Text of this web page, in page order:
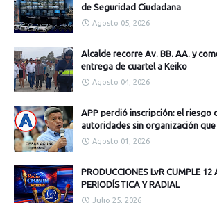
de Seguridad Ciudadana
Agosto 05, 2026
Alcalde recorre Av. BB. AA. y
entrega de cuartel a Keiko
Agosto 04, 2026
APP perdió inscripción: el riesgo
autoridades sin organización
Agosto 01, 2026
PRODUCCIONES LvR CUMPLE 12
PERIODÍSTICA Y RADIAL
Julio 25, 2026